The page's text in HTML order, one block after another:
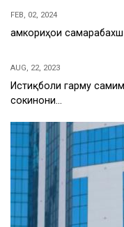
FEB, 02, 2024
Ҳамкориҳои
AUG, 22, 2023
Истиқболи гарму
сокинони…